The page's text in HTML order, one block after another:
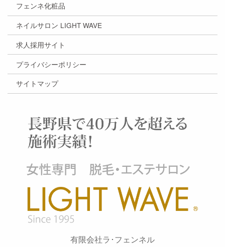
有限会社ラ･フェンネル
フェンネ化粧品
ネイルサロン LIGHT WAVE
求人採用サイト
プライバシーポリシー
サイトマップ